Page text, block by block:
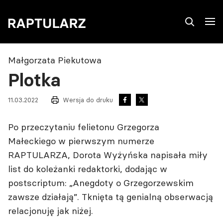
Małgorzata Piekutowa
Plotka
11.03.2022 Wersja do druku
Po przeczytaniu felietonu Grzegorza
Małeckiego w pierwszym numerze
RAPTULARZA, Dorota Wyżyńska napisała miły
list do koleżanki redaktorki, dodając w
postscriptum: „Anegdoty o Grzegorzewskim
zawsze działają”. Tknięta tą genialną obserwacją
relacjonuję jak niżej.